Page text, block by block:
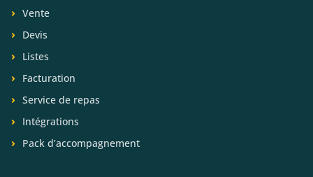
Vente
Devis
Listes
Facturation
Service de repas
Intégrations
Pack d’accompagnement